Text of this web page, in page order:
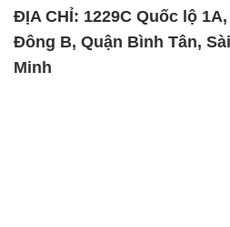
ĐỊA CHỈ: 1229C Quốc lộ
Đông B, Quận Bình Tân,
Minh